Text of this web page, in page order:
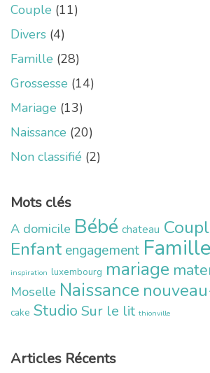
Couple (11)
Divers (4)
Famille (28)
Grossesse (14)
Mariage (13)
Naissance (20)
Non classifié (2)
Mots clés
A domicile Bébé chateau
Enfant engagement Famille
inspiration luxembourg mariage
Moselle Naissance
cake Studio Sur le lit thionville
Articles Récents